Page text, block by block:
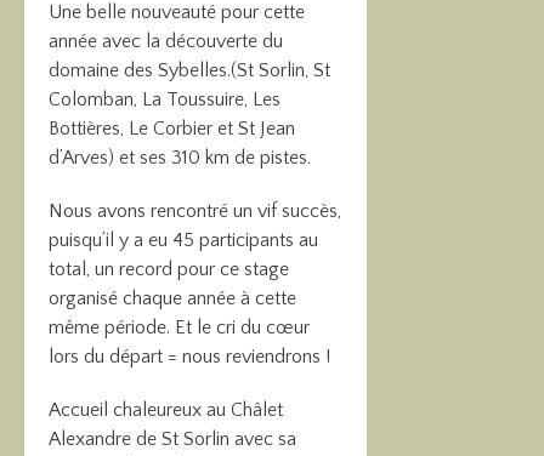
Une belle nouveauté pour cette
année avec la découverte du
domaine des Sybelles.(St Sorlin, St
Colomban, La Toussuire, Les
Bottières, Le Corbier et St Jean
d’Arves) et ses 310 km de pistes.
Nous avons rencontré un vif succès,
puisqu’il y a eu 45 participants au
total, un record pour ce stage
organisé chaque année à cette
même période. Et le cri du cœur
lors du départ = nous reviendrons !
Accueil chaleureux au Châlet
Alexandre de St Sorlin avec sa